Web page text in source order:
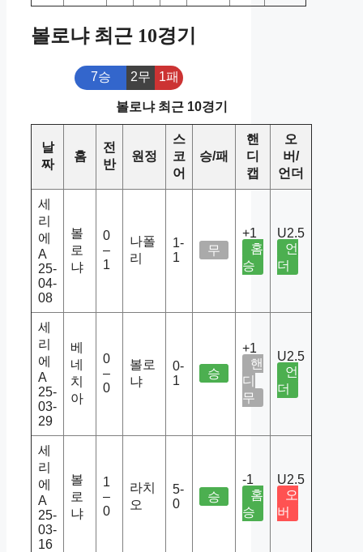
볼로냐 최근 10경기
7승 2무 1패
볼로냐 최근 10경기
날
짜
홈
전
반
원정
스
코
어
승/패
핸
디
캡
오
버/
언더
세
리
에
A
25-
04-
08
볼
로
냐
0
–
1
나폴
리
1-
1
무
+1
홈
승
U2.5
언
더
세
리
에
A
25-
03-
29
베
네
치
아
0
–
0
볼로
냐
0-
1
승
+1
핸
디
무
U2.5
언
더
세
리
에
A
25-
03-
16
볼
로
냐
1
–
0
라치
오
5-
0
승
-1
홈
승
U2.5
오
버